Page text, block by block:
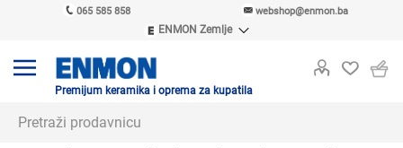
065 585 858 webshop@enmon.ba
ENMON Zemlje
ENMON MKD
Premijum keramika i oprema za kupatila